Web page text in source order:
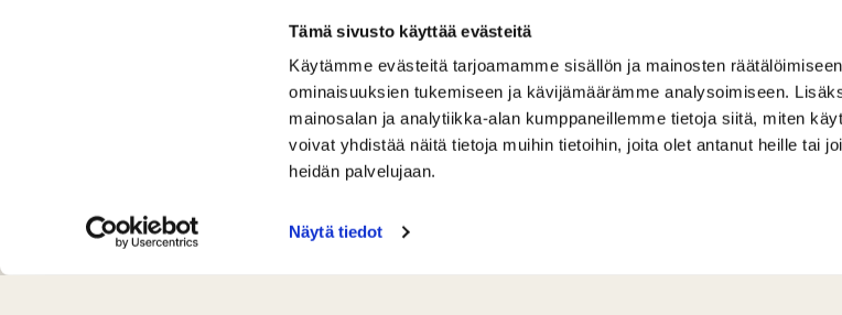
Tämä sivusto käyttää evästeitä
Käytämme evästeitä tarjoamamme sisällön ja mainosten
ominaisuuksien tukemiseen ja kävijämäärämme analysoimiseen.
mainosalan ja analytiikka-alan kumppaneillemme tietoja siitä, miten
voivat yhdistää näitä tietoja muihin tietoihin, joita olet antanut heille tai
heidän palvelujaan.
Näytä tiedot